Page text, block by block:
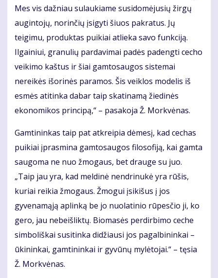
Mes vis dažniau sulaukiame susidomėjusių žirgų
augintojų, norinčių įsigyti šiuos pakratus. Jų
teigimu, produktas puikiai atlieka savo funkciją.
Ilgainiui, granulių pardavimai padės padengti cecho
veikimo kaštus ir šiai gamtosaugos sistemai
nereikės išorinės paramos. Šis veiklos modelis iš
esmės atitinka dabar taip skatinamą žiedinės
ekonomikos principą,“ – pasakoja Ž. Morkvėnas.
Gamtininkas taip pat atkreipia dėmesį, kad cechas
puikiai įprasmina gamtosaugos filosofiją, kai gamta
saugoma ne nuo žmogaus, bet drauge su juo.
„Taip jau yra, kad meldinė nendrinukė yra rūšis,
kuriai reikia žmogaus. Žmogui įsikišus į jos
gyvenamąją aplinką be jo nuolatinio rūpesčio ji, ko
gero, jau nebeišliktų. Biomasės perdirbimo ceche
simboliškai susitinka didžiausi jos pagalbininkai –
ūkininkai, gamtininkai ir gyvūnų mylėtojai.“ – tęsia
Ž. Morkvėnas.